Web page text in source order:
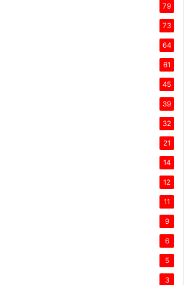
79
73
64
61
45
39
32
21
14
12
11
9
6
5
3